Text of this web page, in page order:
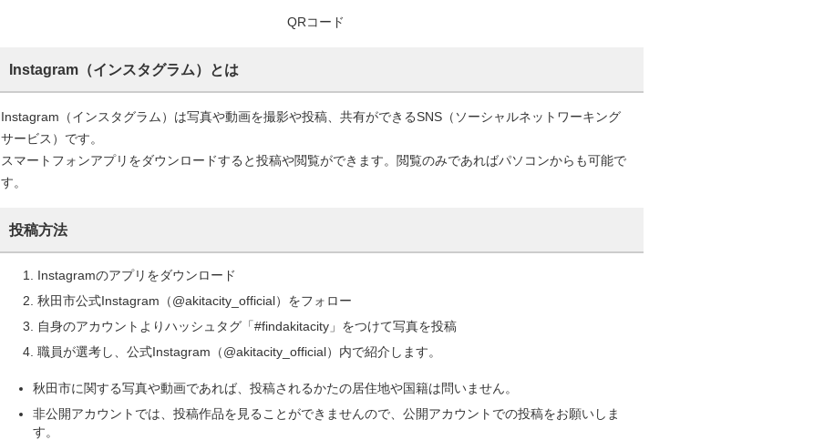
QRコード
Instagram（インスタグラム）とは
Instagram（インスタグラム）は写真や動画を撮影や投稿、共有ができるSNS（ソーシャルネットワーキング
サービス）です。
スマートフォンアプリをダウンロードすると投稿や閲覧ができます。閲覧のみであればパソコンからも可能で
す。
投稿方法
Instagramのアプリをダウンロード
秋田市公式Instagram（@akitacity_official）をフォロー
自身のアカウントよりハッシュタグ「#findakitacity」をつけて写真を投稿
職員が選考し、公式Instagram（@akitacity_official）内で紹介します。
秋田市に関する写真や動画であれば、投稿されるかたの居住地や国籍は問いません。
非公開アカウントでは、投稿作品を見ることができませんので、公開アカウントでの投稿をお願いしま
す。